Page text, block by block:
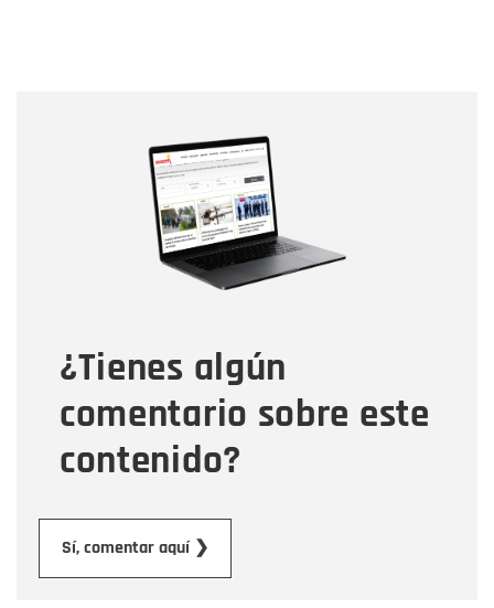
¿Tienes algún
comentario sobre este
contenido?
Sí, comentar aquí ❯
Correo electrónico
Tipo de comentario
Mensaje